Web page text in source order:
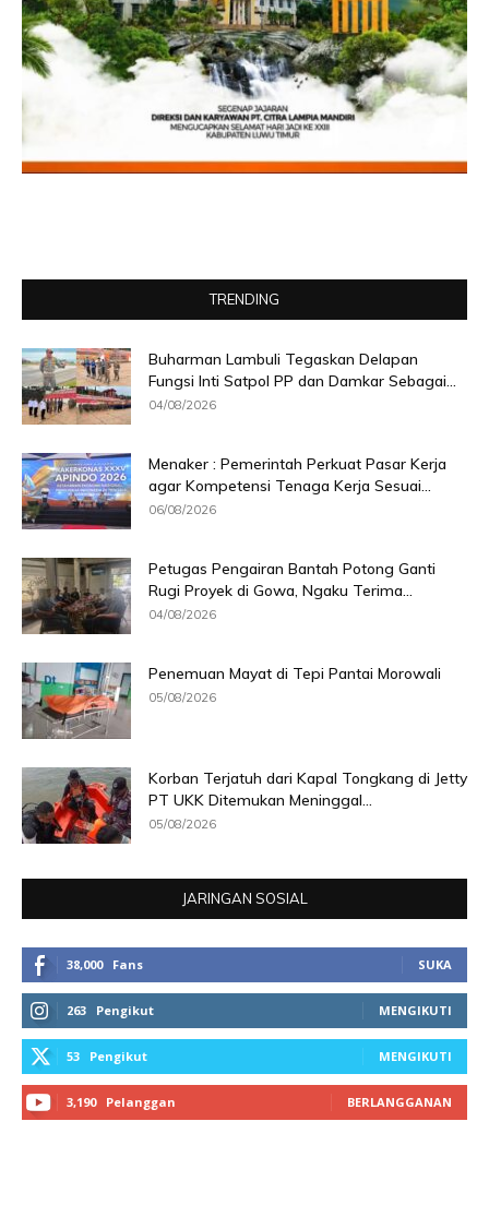
TRENDING
Buharman Lambuli Tegaskan Delapan
Fungsi Inti Satpol PP dan Damkar Sebagai...
04/08/2026
Menaker : Pemerintah Perkuat Pasar Kerja
agar Kompetensi Tenaga Kerja Sesuai...
06/08/2026
Petugas Pengairan Bantah Potong Ganti
Rugi Proyek di Gowa, Ngaku Terima...
04/08/2026
Penemuan Mayat di Tepi Pantai Morowali
05/08/2026
Korban Terjatuh dari Kapal Tongkang di Jetty
PT UKK Ditemukan Meninggal...
05/08/2026
JARINGAN SOSIAL
38,000 Fans SUKA
263 Pengikut MENGIKUTI
53 Pengikut MENGIKUTI
3,190 Pelanggan BERLANGGANAN